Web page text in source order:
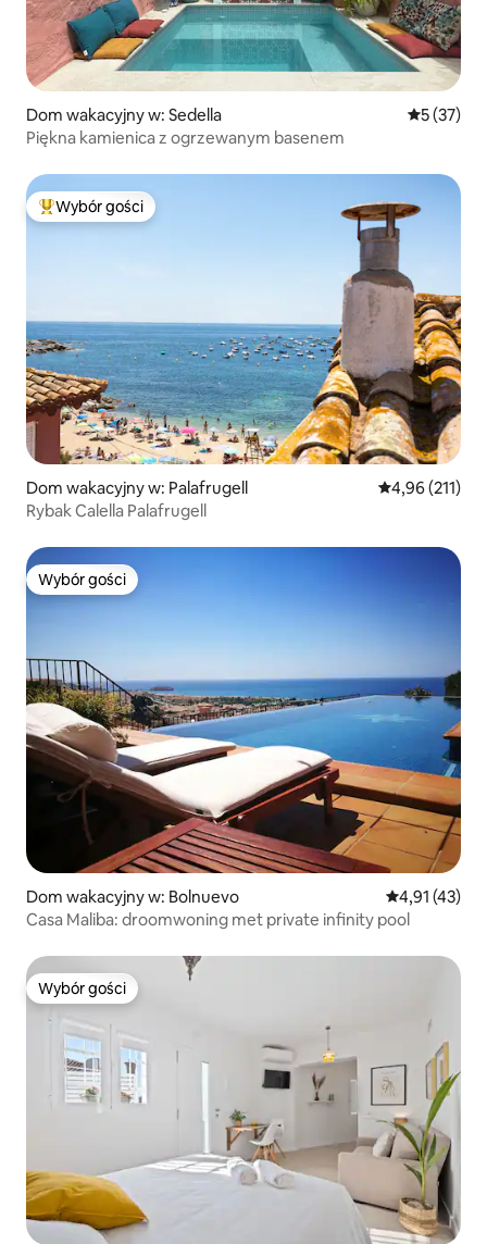
Dom wakacyjny w: Sedella Średnia
5 (37)
Piękna kamienica z ogrzewanym basenem
Najpopularniejsze z kategorii Wybór gości
Wybór gości
Dom wakacyjny w: Palafrugell Średnia
4,96 (211)
Rybak Calella Palafrugell
Wybór gości
Wybór gości
Dom wakacyjny w: Bolnuevo Średnia
4,91 (43)
Casa Maliba: droomwoning met private infinity pool
Wybór gości
Wybór gości